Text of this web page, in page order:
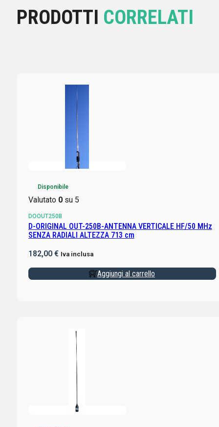
PRODOTTI CORRELATI
Disponibile
Valutato 0su 5
DOOUT250B
D-ORIGINAL OUT-250B-ANTENNA VERTICALE HF/50 MHz
SENZA RADIALI ALTEZZA 713 cm
182,00 € Iva inclusa
Aggiungi al carrello